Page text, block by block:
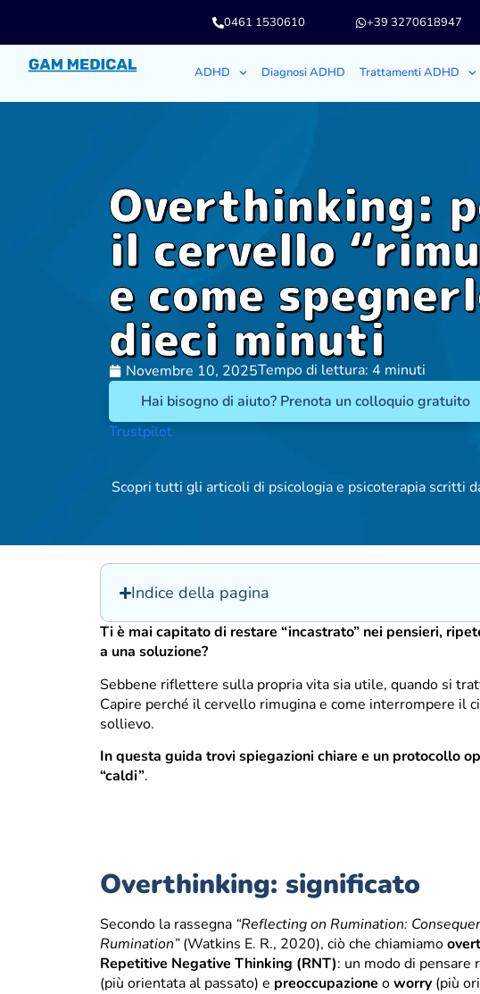
0461 1530610 +39 3270618947
ADHD Diagnosi ADHD Trattamenti ADHD
Overthinking:
il cervello
e come
dieci minuti
Novembre 10, 2025Tempo di lettura: 4 minuti
Hai bisogno di aiuto? Prenota un colloquio gratuito
Trustpilot
Scopri tutti gli articoli di psicologia e psicoterapia scritti
Indice della pagina
Ti è mai capitato di restare “incastrato” nei pensieri,
a una soluzione?
Sebbene riflettere sulla propria vita sia utile, quando si
Capire perché il cervello rimugina e come interrompere il
sollievo.
In questa guida trovi spiegazioni chiare e un protocollo
“caldi”.
Overthinking: significato
Secondo la rassegna “Reflecting on Rumination:
Rumination”(Watkins E. R., 2020), ciò che chiamiamo
Repetitive Negative Thinking (RNT): un modo di pensare
(più orientata al passato) e preoccupazione oworry (più